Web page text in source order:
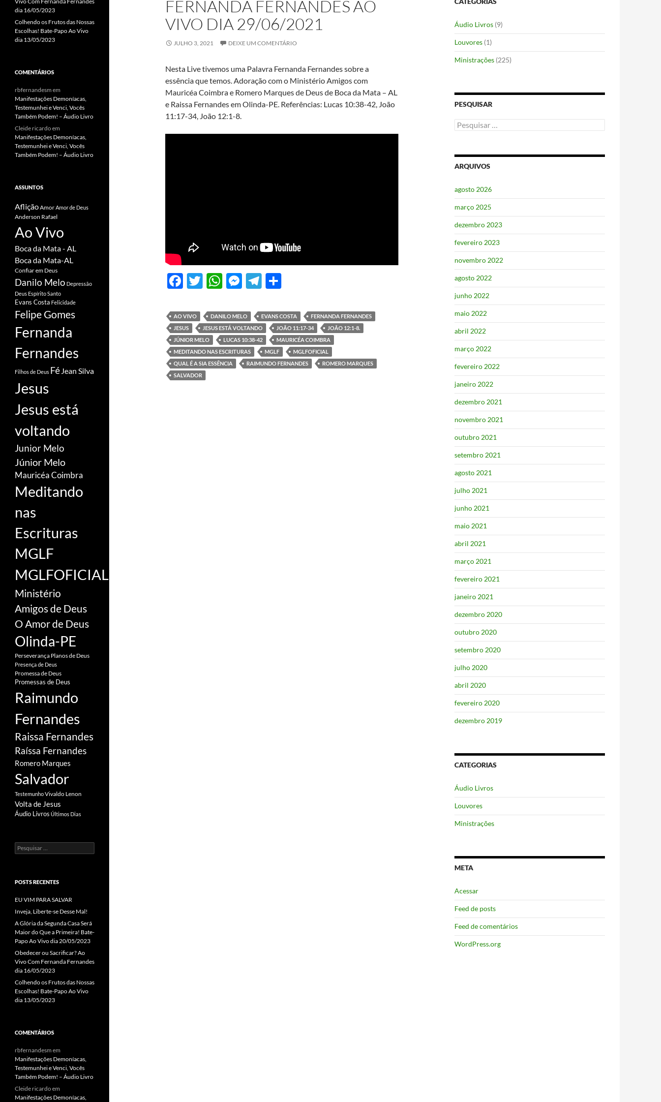
FERNANDA FERNANDES AO
VIVO DIA 29/06/2021
JULHO 3, 2021 DEIXE UM COMENTÁRIO
Nesta Live tivemos uma Palavra Fernanda Fernandes sobre a
essência que temos. Adoração com o Ministério Amigos com
Mauricéa Coimbra e Romero Marques de Deus de Boca da Mata – AL
e Raissa Fernandes em Olinda-PE. Referências: Lucas 10:38-42, João
11:17-34, João 12:1-8.
F
e
b
o
o
k
T
itt
er
W
at
s
A
p
p
M
se
n
g
er
T
e
gr
a
m
ar
e
AO VIVO DANILO MELO EVANS COSTA
FERNANDA FERNANDES
JESUS
JESUS ESTÁ VOLTANDO JOÃO 11:17-34
JOÃO 12:1-8.
JÚNIOR MELO
LUCAS 10:38-42
MAURICÉA COIMBRA
MEDITANDO NAS ESCRITURAS
MGLF
MGLFOFICIAL
QUAL É A SIA ESSÊNCIA
RAIMUNDO FERNANDES
ROMERO MARQUES
SALVADOR
Áudio Livros (9)
Louvores (1)
Ministrações (225)
PESQUISAR
Pesquisar
por:
ARQUIVOS
agosto 2026
março 2025
dezembro 2023
fevereiro 2023
novembro 2022
agosto 2022
junho 2022
maio 2022
abril 2022
março 2022
fevereiro 2022
janeiro 2022
dezembro 2021
novembro 2021
outubro 2021
setembro 2021
agosto 2021
julho 2021
junho 2021
maio 2021
abril 2021
março 2021
fevereiro 2021
janeiro 2021
dezembro 2020
outubro 2020
setembro 2020
julho 2020
abril 2020
fevereiro 2020
dezembro 2019
CATEGORIAS
Áudio Livros
Louvores
Ministrações
META
Acessar
Feed de posts
Feed de comentários
WordPress.org
dia 16/05/2023
Colhendo os Frutos das Nossas
Escolhas! Bate-Papo Ao Vivo
dia 13/05/2023
COMENTÁRIOS
rbfernandesm em
Manifestações Demoníacas,
Testemunhei e Venci, Vocês
Também Podem! – Áudio Livro
Cleide ricardoem
Manifestações Demoníacas,
Testemunhei e Venci, Vocês
Também Podem! – Áudio Livro
ASSUNTOS
AfliçãoAmorAmor de Deus
Anderson Rafael
Ao Vivo
Boca da Mata - AL
Boca da Mata-AL
Confiar em Deus
Danilo Melo Depressão
Deus Espírito Santo
Evans Costa Felicidade
Felipe Gomes
Fernanda
Fernandes
Filhos de Deus Fé Jean Silva
Jesus
Jesus está
voltando
Junior Melo
Júnior Melo
Mauricéa Coimbra
Meditando
nas
Escrituras
MGLF
MGLFOFICIAL
Ministério
Amigos de Deus
O Amor de Deus
Olinda-PE
Perseverança Planos de Deus
Presença de Deus
Promessa de Deus
Promessas de Deus
Raimundo
Fernandes
Raissa Fernandes
Raíssa Fernandes
Romero Marques
Salvador
TestemunhoVivaldo Lenon
Volta de Jesus
Áudio Livros Últimos Dias
Pesquisar
por:
POSTS RECENTES
EU VIM PARA SALVAR
Inveja, Liberte-se Desse Mal!
A Glória da Segunda Casa Será
Maior do Que a Primeira! Bate-
Papo Ao Vivo dia 20/05/2023
Obedecer ou Sacrificar? Ao
Vivo Com Fernanda Fernandes
dia 16/05/2023
Colhendo os Frutos das Nossas
Escolhas! Bate-Papo Ao Vivo
dia 13/05/2023
COMENTÁRIOS
rbfernandesm em
Manifestações Demoníacas,
Testemunhei e Venci, Vocês
Também Podem! – Áudio Livro
Cleide ricardoem
Manifestações Demoníacas,